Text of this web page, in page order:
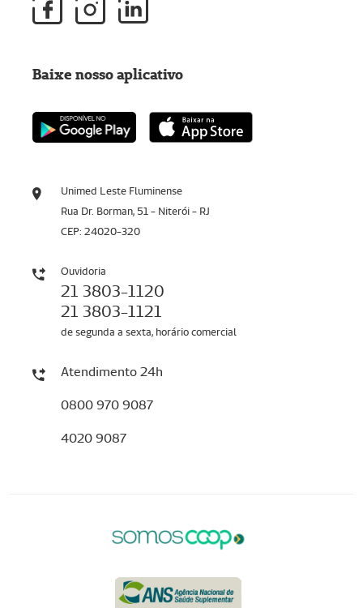
Unimed Leste Fluminense
Rua Dr. Borman, 51 - Niterói - RJ
CEP: 24020-320
Ouvidoria
21 3803-1120
21 3803-1121
de segunda a sexta, horário comercial
Atendimento 24h
0800 970 9087
4020 9087
Baixe nosso aplicativo